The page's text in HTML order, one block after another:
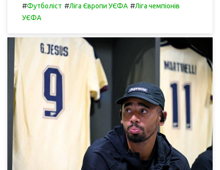
#Футболіст #Ліга Європи УЄФА #Ліга чемпіонів
УЄФА